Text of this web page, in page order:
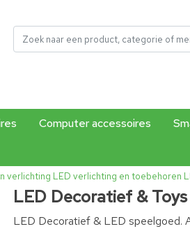
Computer accessoires
verlichting LED verlichting en toebehoren
LED Decoratief & Toys
LED Decoratief & LED speelgoed.